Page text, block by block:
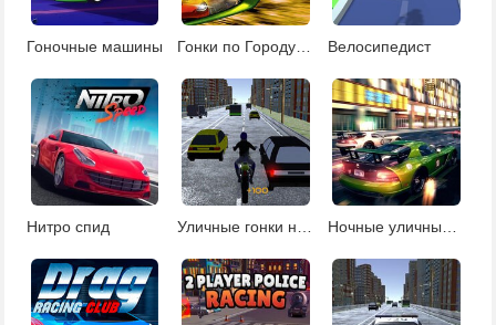
Гоночные машины Гонки по Городу 3д Велосипедист
Нитро спид Уличные гонки на мотоцикле Ночные уличные гонки